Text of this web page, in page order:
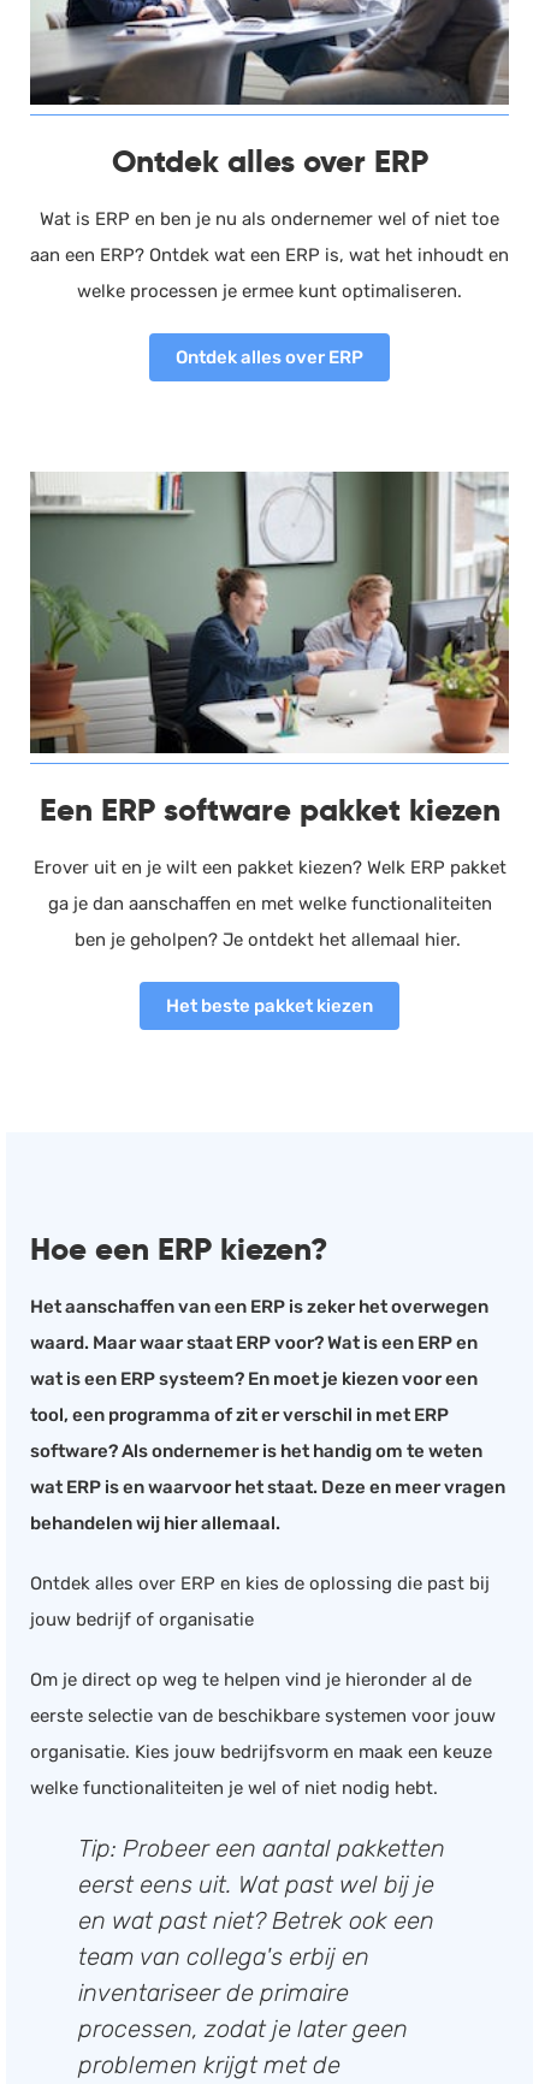
Documentmanagement
Projectmanagement
Workflowmanagement
Planning
Rittenregistratie
Webshop
Voorraadbeheer
Verlof en verzuim
Salarisadministratie
Website
Marketing automation
Support
VoIP
Chat
Helpdesk
Ontdek alles over ERP
Wat is ERP en ben je nu als ondernemer wel of niet toe
aan een ERP? Ontdek wat een ERP is, wat het inhoudt en
welke processen je ermee kunt optimaliseren.
Ontdek alles over ERP
Een ERP software pakket kiezen
Erover uit en je wilt een pakket kiezen? Welk ERP pakket
ga je dan aanschaffen en met welke functionaliteiten
ben je geholpen? Je ontdekt het allemaal hier.
Het beste pakket kiezen
Hoe een ERP kiezen?
Het aanschaffen van een ERP is zeker het overwegen
waard. Maar waar staat ERP voor? Wat is een ERP en
wat is een ERP systeem? En moet je kiezen voor een
tool, een programma of zit er verschil in met ERP
software? Als ondernemer is het handig om te weten
wat ERP is en waarvoor het staat. Deze en meer vragen
behandelen wij hier allemaal.
Ontdek alles over ERP en kies de oplossing die past bij
jouw bedrijf of organisatie
Om je direct op weg te helpen vind je hieronder al de
eerste selectie van de beschikbare systemen voor jouw
organisatie. Kies jouw bedrijfsvorm en maak een keuze
welke functionaliteiten je wel of niet nodig hebt.
Tip: Probeer een aantal pakketten
eerst eens uit. Wat past wel bij je
en wat past niet? Betrek ook een
team van collega's erbij en
inventariseer de primaire
processen, zodat je later geen
problemen krijgt met de